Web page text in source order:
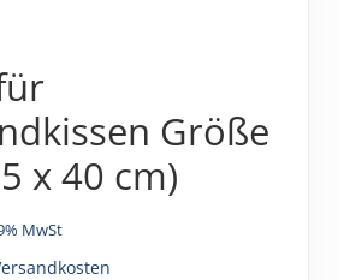
Größe
x 40 cm)
MwSt